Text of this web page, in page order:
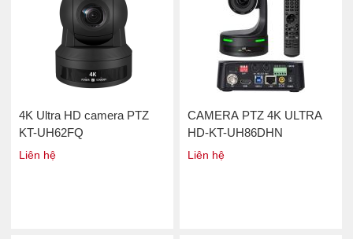
4K Ultra HD camera PTZ
KT-UH62FQ
Liên hệ
CAMERA PTZ 4K ULTRA
HD-KT-UH86DHN
Liên hệ